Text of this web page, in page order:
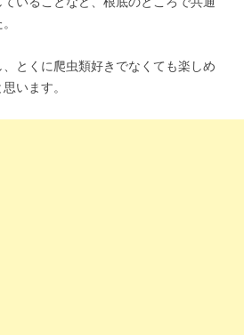
とくに爬虫類好きでなくても楽しめ
います。